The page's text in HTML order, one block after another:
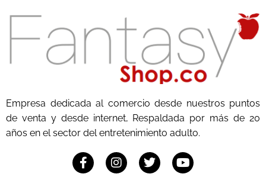
Empresa dedicada al comercio desde nuestros puntos
de venta y desde internet, Respaldada por más de 20
años en el sector del entretenimiento adulto.